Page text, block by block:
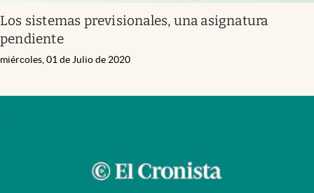
Los sistemas previsionales, una asignatura
pendiente
miércoles, 01 de Julio de 2020